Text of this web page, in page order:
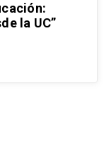
la UC”